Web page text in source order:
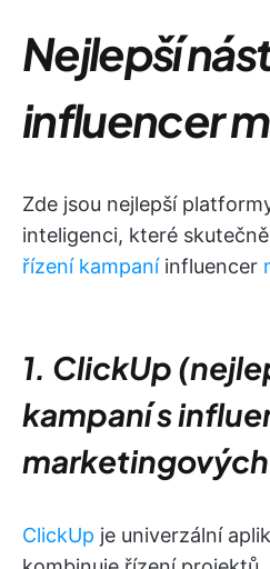
Nejlepší
influencer
Zde jsou nejlepší
inteligenci, které
řízení kampaníinfluencer
1. ClickUp
kampaní s
ClickUp je univerzální